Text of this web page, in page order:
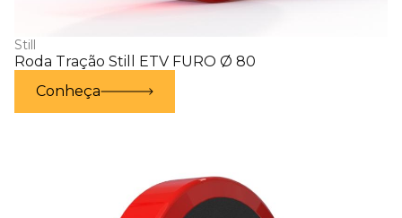
Still
Roda Tração Still ETV FURO Ø 80
Conheça